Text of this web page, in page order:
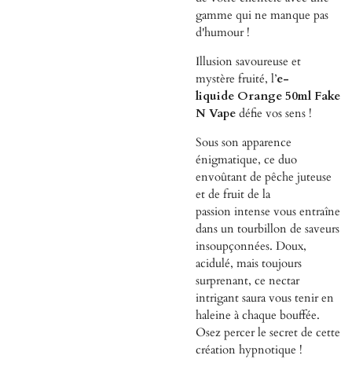
gamme qui ne manque pas
d'humour !
Illusion savoureuse et
mystère fruité, l’e-
liquide Orange 50ml Fake
N Vape défie vos sens !
Sous son apparence
énigmatique, ce duo
envoûtant de pêche juteuse
et de fruit de la
passion intense vous entraîne
dans un tourbillon de saveurs
insoupçonnées. Doux,
acidulé, mais toujours
surprenant, ce nectar
intrigant saura vous tenir en
haleine à chaque bouffée.
Osez percer le secret de cette
création hypnotique !